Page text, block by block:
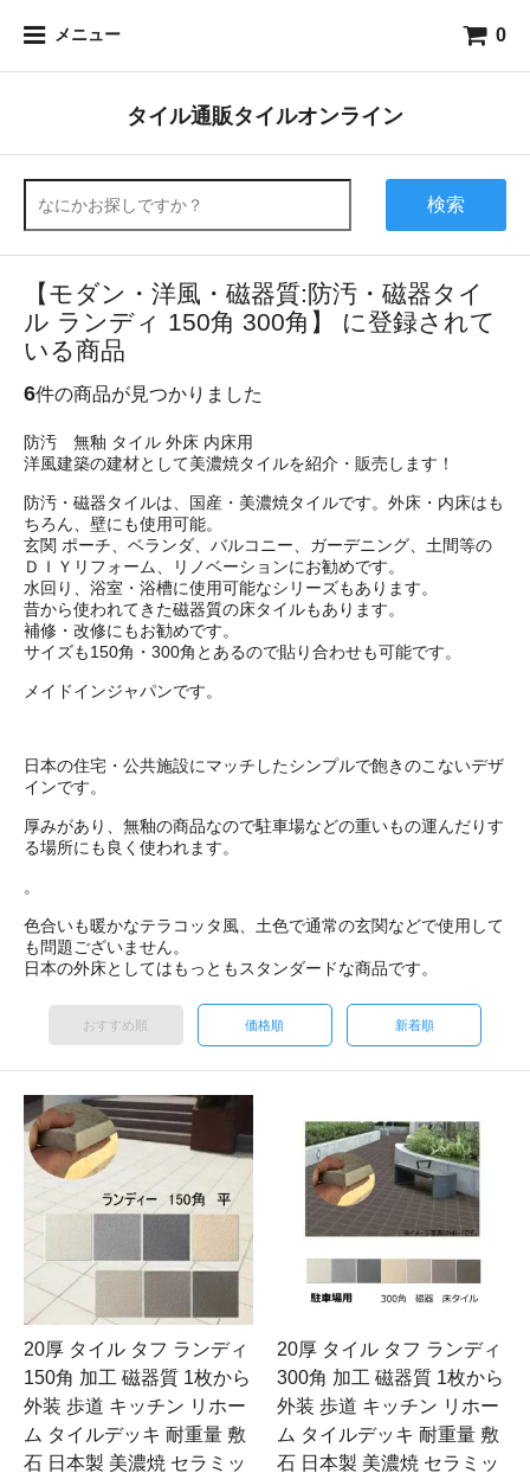
メニュー 0
タイル通販タイルオンライン
検索
【モダン・洋風・磁器質:防汚・磁器タイ
ル ランディ 150角 300角】 に登録されて
いる商品
6件の商品が見つかりました
防汚 無釉 タイル 外床 内床用
洋風建築の建材として美濃焼タイルを紹介・販売します！
防汚・磁器タイルは、国産・美濃焼タイルです。外床・内床はも
ちろん、壁にも使用可能。
玄関 ポーチ、ベランダ、バルコニー、ガーデニング、土間等の
ＤＩＹリフォーム、リノベーションにお勧めです。
水回り、浴室・浴槽に使用可能なシリーズもあります。
昔から使われてきた磁器質の床タイルもあります。
補修・改修にもお勧めです。
サイズも150角・300角とあるので貼り合わせも可能です。
メイドインジャパンです。
日本の住宅・公共施設にマッチしたシンプルで飽きのこないデザ
インです。
厚みがあり、無釉の商品なので駐車場などの重いもの運んだりす
る場所にも良く使われます。
。
色合いも暖かなテラコッタ風、土色で通常の玄関などで使用して
も問題ございません。
日本の外床としてはもっともスタンダードな商品です。
おすすめ順 価格順 新着順
20厚 タイル タフ ランディ
150角 加工 磁器質 1枚から
外装 歩道 キッチン リホー
ム タイルデッキ 耐重量 敷
石 日本製 美濃焼 セラミッ
20厚 タイル タフ ランディ
300角 加工 磁器質 1枚から
外装 歩道 キッチン リホー
ム タイルデッキ 耐重量 敷
石 日本製 美濃焼 セラミッ